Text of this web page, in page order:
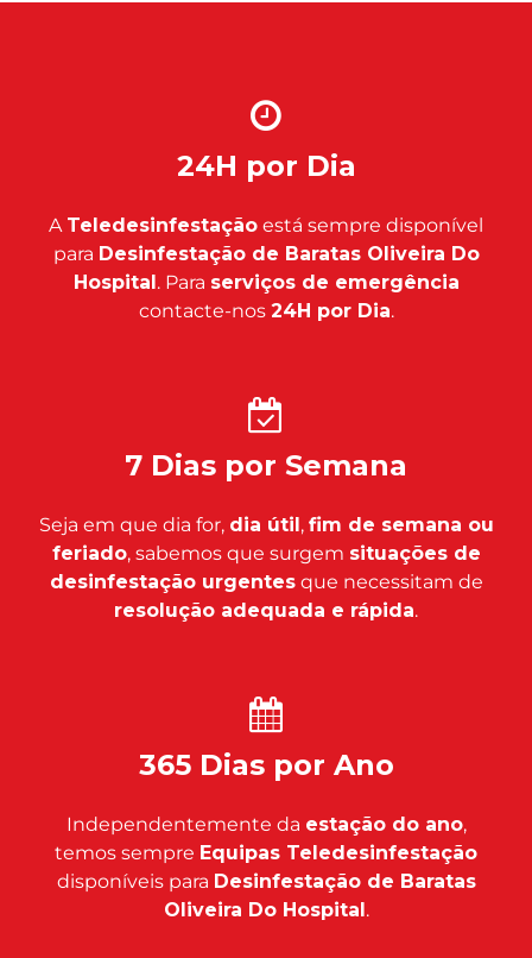
24H por Dia
A Teledesinfestação está sempre disponível
para Desinfestação de Baratas Oliveira Do
Hospital. Para serviços de emergência
contacte-nos 24H por Dia.
7 Dias por Semana
Seja em que dia for, dia útil, fim de semana ou
feriado, sabemos que surgem situações de
desinfestação urgentesque necessitam de
resolução adequada e rápida.
365 Dias por Ano
Independentemente da estação do ano,
temos sempre Equipas Teledesinfestação
disponíveis para Desinfestação de Baratas
Oliveira Do Hospital.